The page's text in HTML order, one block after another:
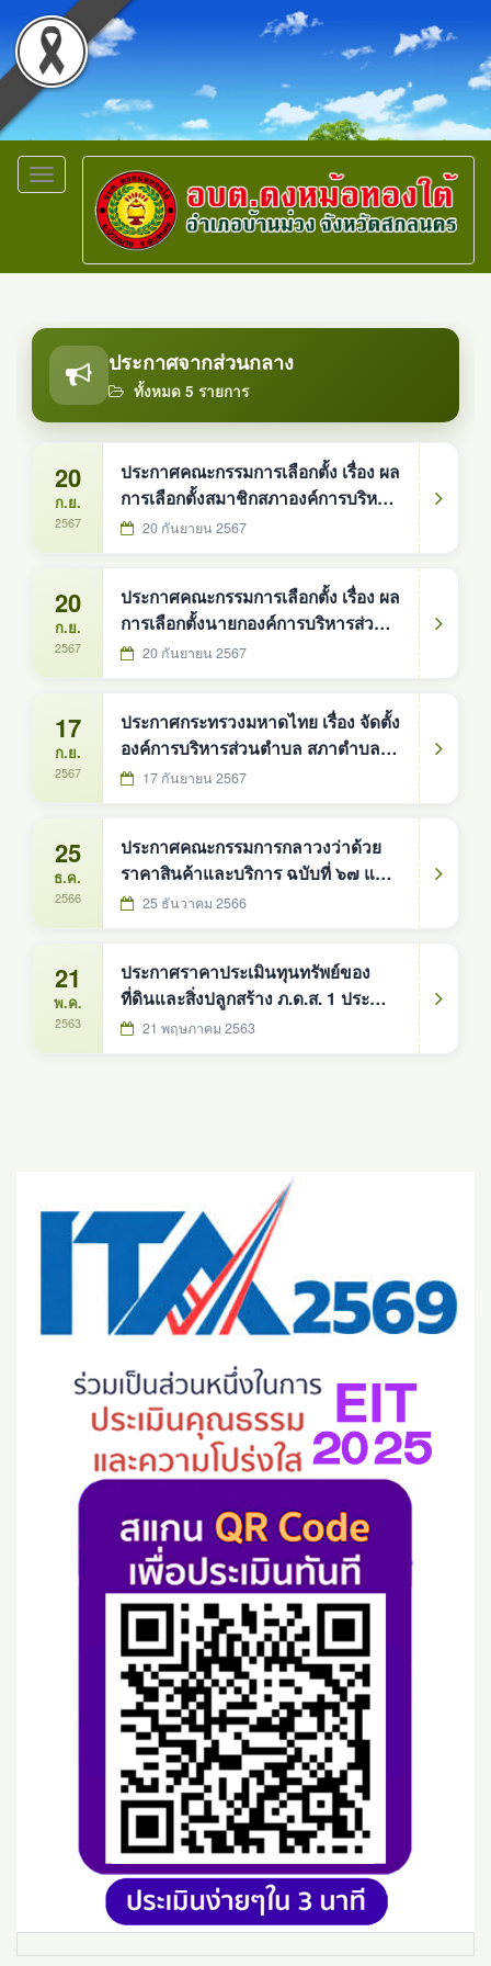
Toggle
navigation
ประกาศจากส่วนกลาง
ทั้งหมด 5 รายการ
20
ก.ย.
2567
ประกาศคณะกรรมการเลือกตั้ง เรื่อง ผล
การเลือกตั้งสมาชิกสภาองค์การบริหาร
ส่วนตำบล อำเภอบ้านม่วง จังหวัด
20 กันยายน 2567
20
ก.ย.
2567
ประกาศคณะกรรมการเลือกตั้ง เรื่อง ผล
การเลือกตั้งนายกองค์การบริหารส่วน
ตำบล อำเภอบ้านม่วง จังหวัดสกลนคร
20 กันยายน 2567
17
ก.ย.
2567
ประกาศกระทรวงมหาดไทย เรื่อง จัดตั้ง
องค์การบริหารส่วนตำบล สภาตำบลดง
หม้อทองใต้ อำเภอบ้านม่วง จังหวัด
17 กันยายน 2567
25
ธ.ค.
2566
ประกาศคณะกรรมการกลาวงว่าด้วย
ราคาสินค้าและบริการ ฉบับที่ ๖๗ และ
ฉบับที่ ๗๐ - ๗๒
25 ธันวาคม 2566
21
พ.ค.
2563
ประกาศราคาประเมินทุนทรัพย์ของ
ที่ดินและสิ่งปลูกสร้าง ภ.ด.ส. 1 ประจำปี
256321 พฤษภาคม 2563